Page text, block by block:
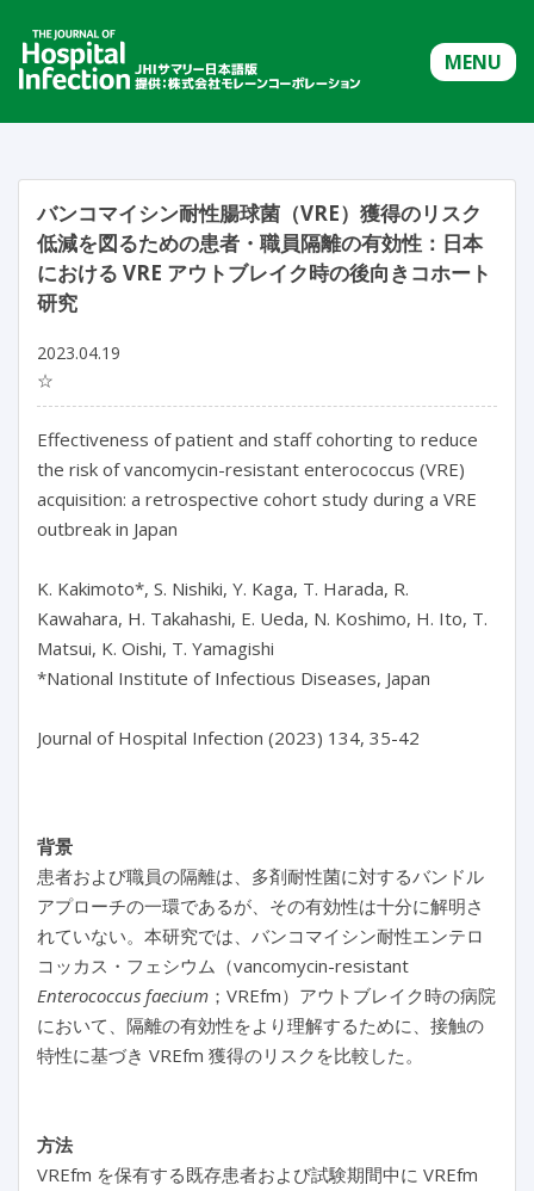
MENU
バンコマイシン耐性腸球菌（VRE）獲得のリスク
低減を図るための患者・職員隔離の有効性：日本
における VRE アウトブレイク時の後向きコホート
研究
2023.04.19
☆
Effectiveness of patient and staff cohorting to reduce
the risk of vancomycin-resistant enterococcus (VRE)
acquisition: a retrospective cohort study during a VRE
outbreak in Japan
K. Kakimoto*, S. Nishiki, Y. Kaga, T. Harada, R.
Kawahara, H. Takahashi, E. Ueda, N. Koshimo, H. Ito, T.
Matsui, K. Oishi, T. Yamagishi
*National Institute of Infectious Diseases, Japan
Journal of Hospital Infection (2023) 134, 35-42
背景
患者および職員の隔離は、多剤耐性菌に対するバンドル
アプローチの一環であるが、その有効性は十分に解明さ
れていない。本研究では、バンコマイシン耐性エンテロ
コッカス・フェシウム（vancomycin-resistant
Enterococcus faecium ；VREfm）アウトブレイク時の病院
において、隔離の有効性をより理解するために、接触の
特性に基づき VREfm 獲得のリスクを比較した。
方法
VREfm を保有する既存患者および試験期間中に VREfm